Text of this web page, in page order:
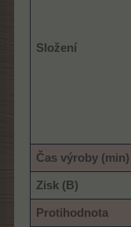
Složení
Čas výroby (min)
Zisk (B)
Protihodnota